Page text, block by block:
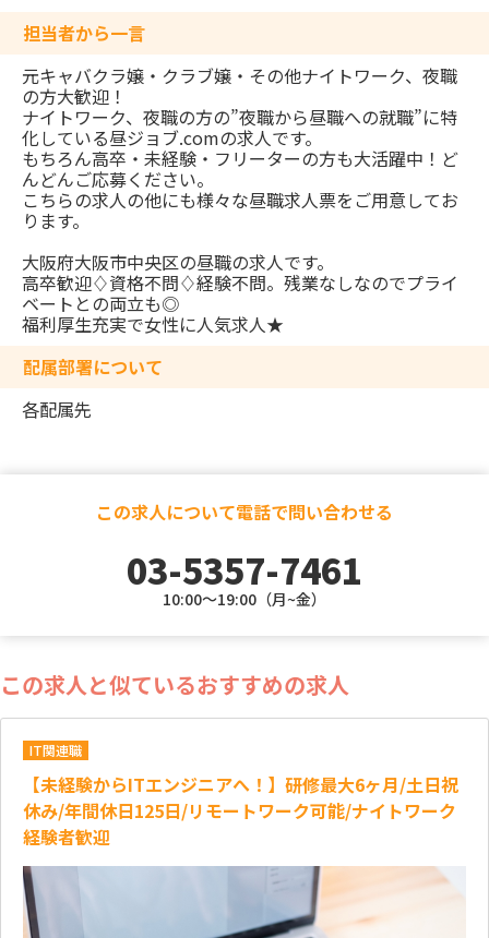
担当者から一言
元キャバクラ嬢・クラブ嬢・その他ナイトワーク、夜職
の方大歓迎！
ナイトワーク、夜職の方の”夜職から昼職への就職”に特
化している昼ジョブ.comの求人です。
もちろん高卒・未経験・フリーターの方も大活躍中！ど
んどんご応募ください。
こちらの求人の他にも様々な昼職求人票をご用意してお
ります。
大阪府大阪市中央区の昼職の求人です。
高卒歓迎♢資格不問♢経験不問。残業なしなのでプライ
ベートとの両立も◎
福利厚生充実で女性に人気求人★
配属部署について
各配属先
この求人について電話で問い合わせる
03-5357-7461
10:00～19:00（月~金）
この求人と似ているおすすめの求人
IT関連職
【未経験からITエンジニアへ！】研修最大6ヶ月/土日祝
休み/年間休日125日/リモートワーク可能/ナイトワーク
経験者歓迎